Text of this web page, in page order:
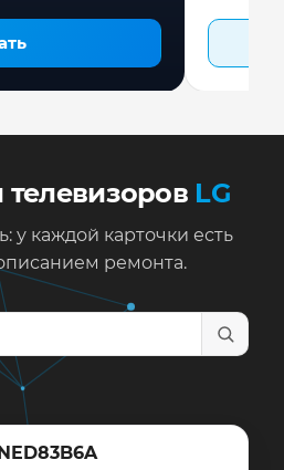
LG
у каждой карточки есть
ремонта.